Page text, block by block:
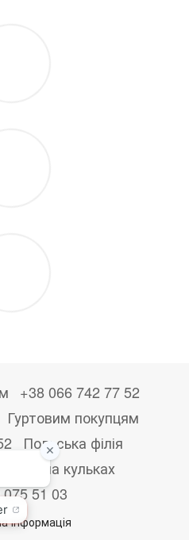
+38 066 742 77 52
Гуртовим покупцям
Польська філія
Друк на кульках
51 03
інформація